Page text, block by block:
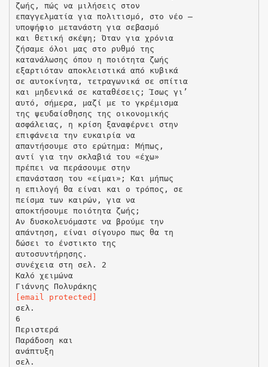
ζωής, πώς να μιλήσεις στον
επαγγελματία για πολιτισμό, στο νέο –
υποψήφιο μετανάστη για σεβασμό
και θετική σκέψη; Όταν για χρόνια
ζήσαμε όλοι μας στο ρυθμό της
κατανάλωσης όπου η ποιότητα ζωής
εξαρτιόταν αποκλειστικά από κυβικά
σε αυτοκίνητα, τετραγωνικά σε σπίτια
και μηδενικά σε καταθέσεις; Ίσως γι’
αυτό, σήμερα, μαζί με το γκρέμισμα
της ψευδαίσθησης της οικονομικής
ασφάλειας, η κρίση ξαναφέρνει στην
επιφάνεια την ευκαιρία να
απαντήσουμε στο ερώτημα: Μήπως,
αντί για την σκλαβιά του «έχω»
πρέπει να περάσουμε στην
επανάσταση του «είμαι»; Και μήπως
η επιλογή θα είναι και ο τρόπος, σε
πείσμα των καιρών, για να
αποκτήσουμε ποιότητα ζωής;
Αν δυσκολευόμαστε να βρούμε την
απάντηση, είναι σίγουρο πως θα τη
δώσει το ένστικτο της
αυτοσυντήρησης.
συνέχεια στη σελ. 2
Καλό χειμώνα
[email protected]
σελ.
6
Περιστερά
Παράδοση και
ανάπτυξη
σελ.